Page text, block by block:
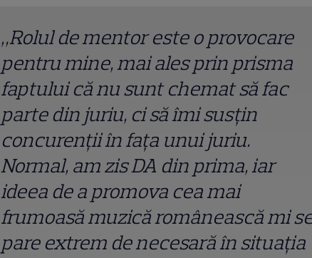
„Rolul de mentor este o provocare
pentru mine, mai ales prin prisma
faptului că nu sunt chemat să fac
parte din juriu, ci să îmi susţin
concurenţii în faţa unui juriu.
Normal, am zis DA din prima, iar
ideea de a promova cea mai
frumoasă muzică românească mi
pare extrem de necesară în situaţia